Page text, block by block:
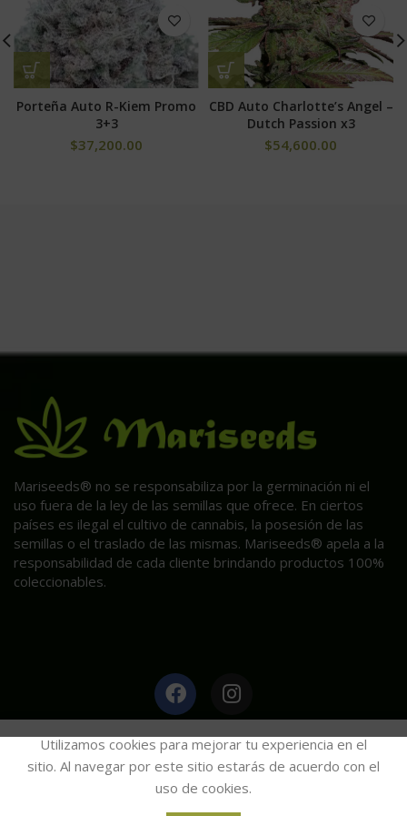
Porteña Auto R-Kiem Promo
3+3
$37,200.00
CBD Auto Charlotte’s Angel –
Dutch Passion x3
$54,600.00
Mariseeds® no se responsabiliza por la germinación ni el
uso fuera de la ley de las semillas que ofrece. En ciertos
países es ilegal el cultivo de cannabis, la posesión de las
semillas o el traslado de las mismas. Mariseeds® apela a la
responsabilidad de cada cliente brindando productos 100%
coleccionables.
HAGA CLIC AQUÍ PARA INFORMACIÓN POST VENTA.
Utilizamos cookies para mejorar tu experiencia en el
sitio. Al navegar por este sitio estarás de acuerdo con el
uso de cookies.